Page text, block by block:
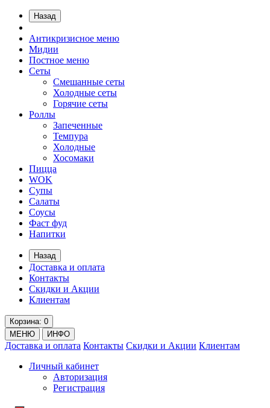
Назад
Антикризисное меню
Мидии
Постное меню
Сеты
Смешанные сеты
Холодные сеты
Горячие сеты
Роллы
Запеченные
Темпура
Холодные
Хосомаки
Пицца
WOK
Супы
Салаты
Соусы
Фаст фуд
Напитки
Назад
Доставка и оплата
Контакты
Скидки и Акции
Клиентам
Корзина: 0
МЕНЮ
ИНФО
Доставка и оплата Контакты Скидки и Акции Клиентам
Личный кабинет
Авторизация
Регистрация